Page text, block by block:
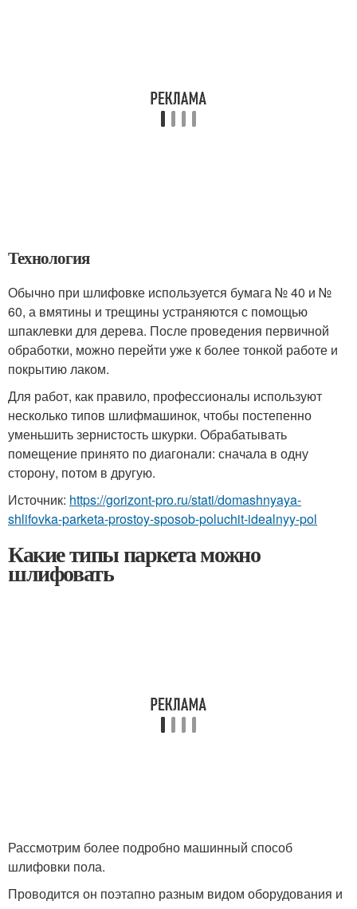
Технология
Обычно при шлифовке используется бумага № 40 и №
60, а вмятины и трещины устраняются с помощью
шпаклевки для дерева. После проведения первичной
обработки, можно перейти уже к более тонкой работе и
покрытию лаком.
Для работ, как правило, профессионалы используют
несколько типов шлифмашинок, чтобы постепенно
уменьшить зернистость шкурки. Обрабатывать
помещение принято по диагонали: сначала в одну
сторону, потом в другую.
Источник: https://gorizont-pro.ru/stati/domashnyaya-
shlifovka-parketa-prostoy-sposob-poluchit-idealnyy-pol
Какие типы паркета можно
шлифовать
Рассмотрим более подробно машинный способ
шлифовки пола.
Проводится он поэтапно разным видом оборудования и